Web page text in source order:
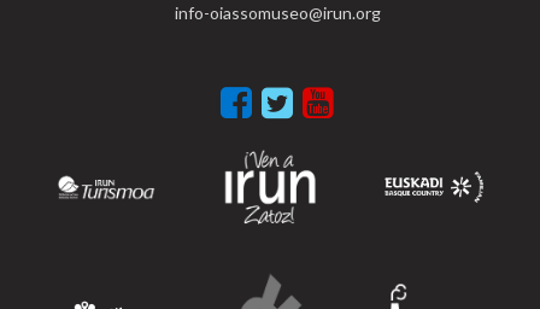
info-oiassomuseo@irun.org